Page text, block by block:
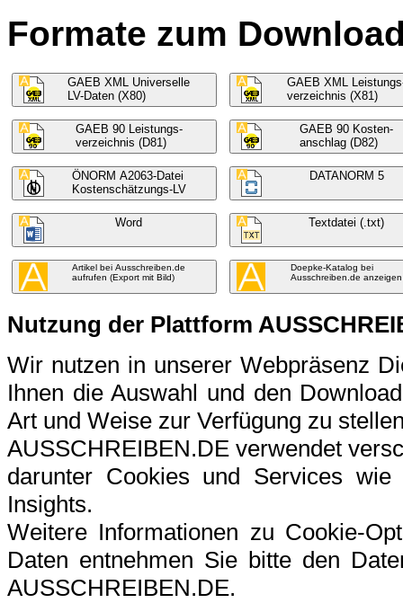
Formate zum
GAEB XML Universelle
LV-Daten (X80)
GAEB XML
verzeichnis (X81)
GAEB 90 Leistungs-
verzeichnis (D81)
GAEB 90 Kosten-
anschlag (D82)
ÖNORM A2063-Datei
Kostenschätzungs-LV
DATANORM 5
Word Textdatei (.txt)
Artikel bei Ausschreiben.de
aufrufen (Export mit Bild)
Doepke-Katalog bei
Ausschreiben.de anzeigen
Nutzung der Plattform
Wir nutzen in unserer Webpräsenz
Ihnen die Auswahl und den
Art und Weise zur Verfügung zu
AUSSCHREIBEN.DE verwendet
darunter Cookies und Services
Insights.
Weitere Informationen zu Cookie-
Daten entnehmen Sie bitte den
AUSSCHREIBEN.DE.